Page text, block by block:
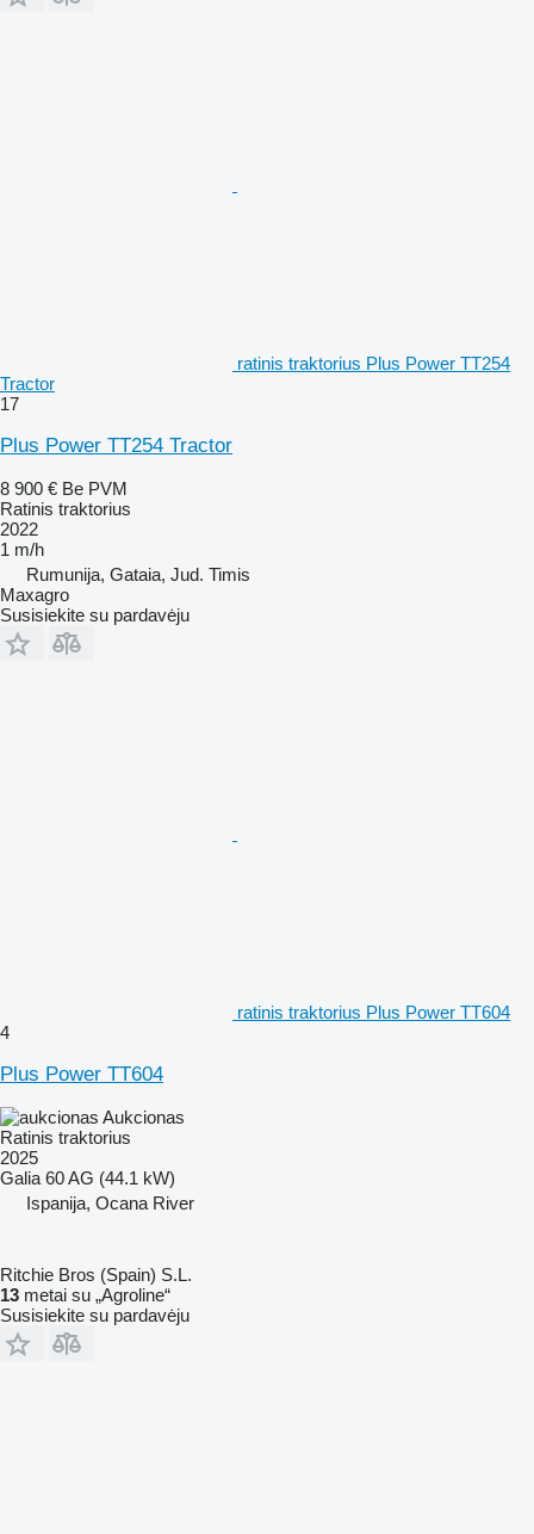
ratinis traktorius Plus Power TT254
Tractor
17
Plus Power TT254 Tractor
8 900 € Be PVM
Ratinis traktorius
2022
1 m/h
Rumunija, Gataia, Jud. Timis
Maxagro
Susisiekite su pardavėju
ratinis traktorius Plus Power TT604
4
Plus Power TT604
Aukcionas
Ratinis traktorius
2025
Galia 60 AG (44.1 kW)
Ispanija, Ocana River
Ritchie Bros (Spain) S.L.
13 metai su „Agroline“
Susisiekite su pardavėju